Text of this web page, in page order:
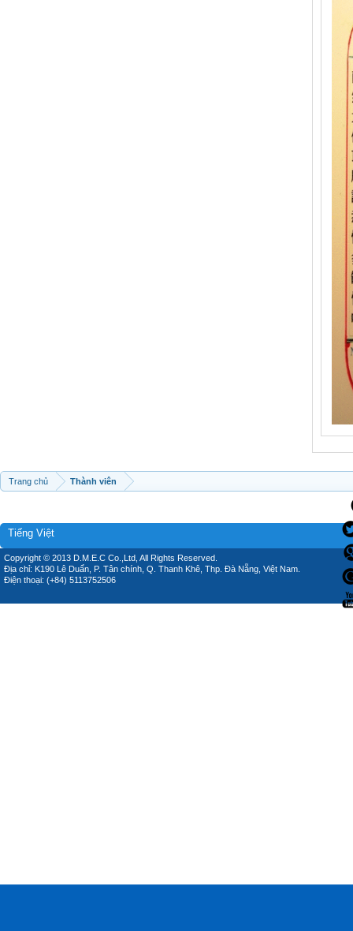
Trang chủ Thành viên
Tiếng Việt
Copyright © 2013 D.M.E.C Co.,Ltd, All Rights Reserved.
Địa chỉ: K190 Lê Duẩn, P. Tân chính, Q. Thanh Khê, Thp. Đà Nẵng, Việt Nam.
Điện thoại: (+84) 5113752506